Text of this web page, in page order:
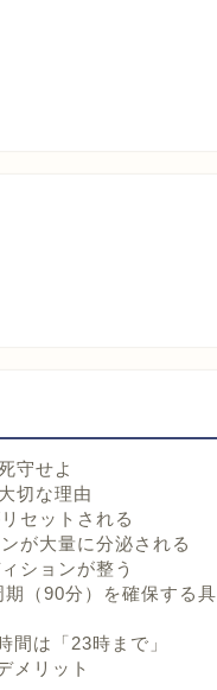
守せよ
切な理由
セットされる
が大量に分泌される
ションが整う
期（90分）を確保する具
間は「23時まで」
メリット